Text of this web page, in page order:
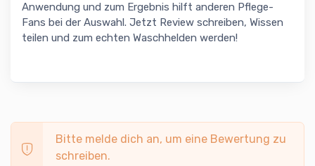
Anwendung und zum Ergebnis hilft anderen Pflege-
Fans bei der Auswahl. Jetzt Review schreiben, Wissen
teilen und zum echten Waschhelden werden!
Bitte melde dich an, um eine Bewertung zu
schreiben.